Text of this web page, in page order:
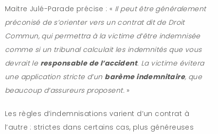
Maitre Julé-Parade précise : « Il peut être généralement
préconisé de s’orienter vers un contrat dit de Droit
Commun, qui permettra à la victime d’être indemnisée
comme si un tribunal calculait les indemnités que vous
devrait le responsable de l’accident. La victime évitera
une application stricte d’un barème indemnitaire, que
beaucoup d’assureurs proposent. »
Les règles d’indemnisations varient d’un contrat à
l’autre : strictes dans certains cas, plus généreuses